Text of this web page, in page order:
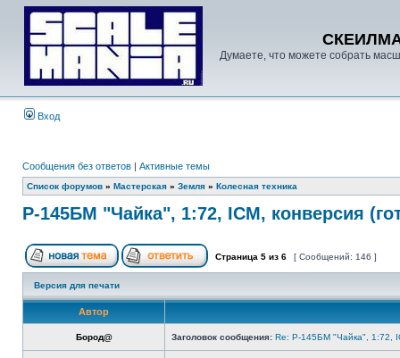
Думаете, что можете собрать
Вход
Сообщения без ответов | Активные темы
Список форумов » Мастерская » Земля » Колесная техника
Р-145БМ "Чайка", 1:72, ICM, конверсия
Страница 5 из 6 [ Сообщений: 146 ]
Версия для печати
Автор
Бород@ Заголовок сообщения: Re: Р-145БМ "Чайка", 1:72,